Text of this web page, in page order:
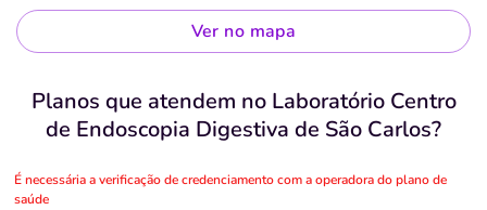
Ver no mapa
Planos que atendem no Laboratório Centro
de Endoscopia Digestiva de São Carlos?
É necessária a verificação de credenciamento com a operadora do plano de
saúde